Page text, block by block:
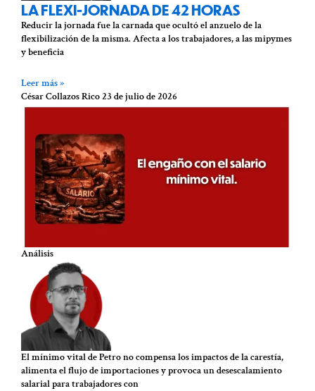
LA FLEXI-JORNADA DE 42 HORAS
Reducir la jornada fue la carnada que ocultó el anzuelo de la
flexibilización de la misma. Afecta a los trabajadores, a las mipymes
y beneficia
Leer más »
César Collazos Rico23 de julio de 2026
Análisis
El mínimo vital de Petro no compensa los impactos de la carestía,
alimenta el flujo de importaciones y provoca un desescalamiento
salarial para trabajadores con